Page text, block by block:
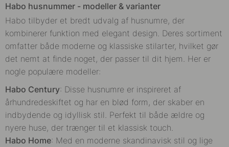
Habo husnummer - modeller & varianter
Habo tilbyder et bredt udvalg af husnumre, der
kombinerer funktion med elegant design. Deres sortiment
omfatter både moderne og klassiske stilarter, hvilket gør
det nemt at finde noget, der passer til dit hjem. Her er
nogle populære modeller:
Habo Century: Disse husnumre er inspireret af
århundredeskiftet og har en blød form, der skaber en
indbydende og idyllisk stil. Perfekt til både ældre og
nyere huse, der trænger til et klassisk touch.
Habo Home: Med en moderne skandinavisk stil og lige